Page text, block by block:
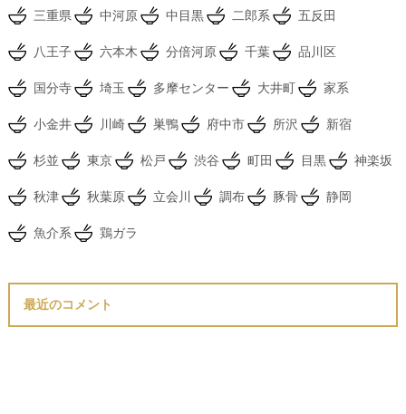
三重県 中河原 中目黒 二郎系 五反田
八王子 六本木 分倍河原 千葉 品川区
国分寺 埼玉 多摩センター 大井町 家系
小金井 川崎 巣鴨 府中市 所沢 新宿
杉並 東京 松戸 渋谷 町田 目黒 神楽坂
秋津 秋葉原 立会川 調布 豚骨 静岡
魚介系 鶏ガラ
最近のコメント